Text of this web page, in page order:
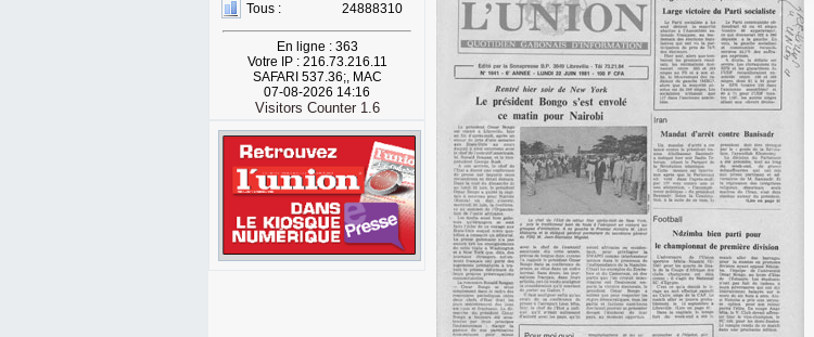
Tous :
24888310
En ligne : 363
Votre IP : 216.73.216.11
SAFARI 537.36;, MAC
07-08-2026 14:16
Visitors Counter 1.6